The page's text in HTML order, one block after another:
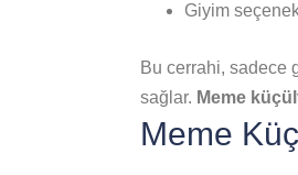
Giyim
Bu cerrahi, sadece
sağlar. Meme
Meme